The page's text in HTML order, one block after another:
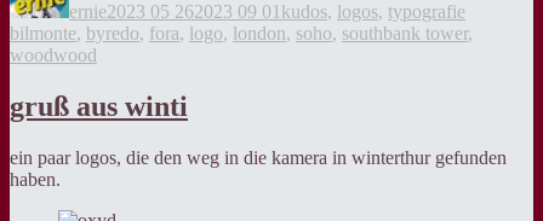
ernie2023 05 262023 09 01 kudos, logos, typografie
bilmonte, byredo, fora, logo, london, soho, southbank tower,
woodwood
gruß aus winti
ein paar logos, die den weg in die kamera in winterthur gefunden
haben.